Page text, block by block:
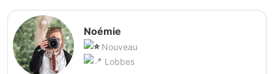
Noémie
Nouveau
Lobbes